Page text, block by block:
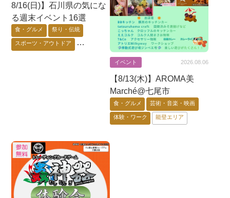
8/16(日)】石川県の気にな
る週末イベント16選
食・グルメ 祭り・伝統
スポーツ・アウトドア
イベント 2026.08.06
【8/13(木)】AROMA美
Marché@七尾市
食・グルメ 芸術・音楽・映画
体験・ワーク 能登エリア